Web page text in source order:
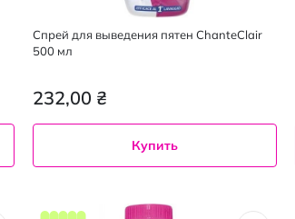
Спрей для выведения пятен ChanteClair
500 мл
232,00 ₴
Купить